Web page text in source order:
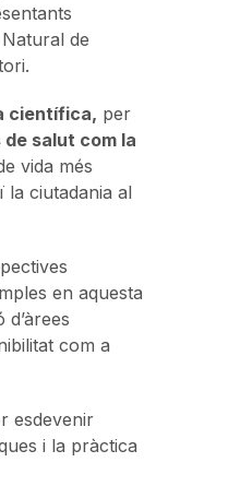
de
científica, per
salut com la
vida més
ciutadania al
en aquesta
com a
esdevenir
i la pràctica